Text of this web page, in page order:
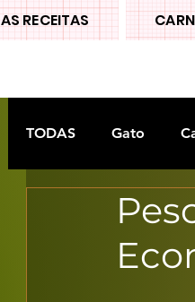
AS RECEITAS
TODAS Gato
Doces tradiconais